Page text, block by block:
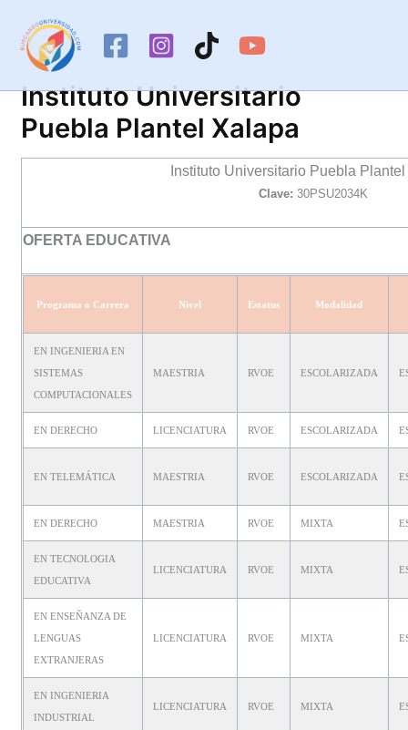
contenido
Instituto Universitario
Puebla Plantel Xalapa
Instituto Universitario Puebla
Clave: 30PSU2034K
OFERTA EDUCATIVA
Programa o Carrera Nivel Estatus Modalidad
EN INGENIERIA EN
SISTEMAS
COMPUTACIONALES
MAESTRIA RVOE ESCOLARIZADA
EN DERECHO LICENCIATURA RVOE ESCOLARIZADA
EN TELEMÁTICA MAESTRIA RVOE ESCOLARIZADA
EN DERECHO MAESTRIA RVOE MIXTA
EN TECNOLOGIA
EDUCATIVA
LICENCIATURA RVOE MIXTA
EN ENSEÑANZA DE
LENGUAS
EXTRANJERAS
LICENCIATURA RVOE MIXTA
EN INGENIERIA
INDUSTRIAL
LICENCIATURA RVOE MIXTA